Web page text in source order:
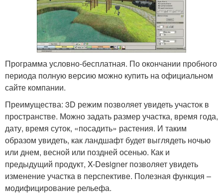
Программа условно-бесплатная. По окончании пробного
периода полную версию можно купить на официальном
сайте компании.
Преимущества: 3D режим позволяет увидеть участок в
пространстве. Можно задать размер участка, время года,
дату, время суток, «посадить» растения. И таким
образом увидеть, как ландшафт будет выглядеть ночью
или днем, весной или поздней осенью. Как и
предыдущий продукт, X-Designer позволяет увидеть
изменение участка в перспективе. Полезная функция –
модифицирование рельефа.